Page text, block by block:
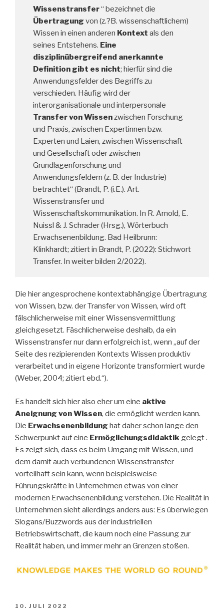
Wissenstransfer“ bezeichnet die
Übertragung von (z.?B. wissenschaftlichem)
Wissen in einen anderen Kontext als den
seines Entstehens. Eine
disziplinübergreifend anerkannte
Definition gibt es nicht; hierfür sind die
Anwendungsfelder des Begriffs zu
verschieden. Häufig wird der
interorganisationale und interpersonale
Transfer von Wissenzwischen Forschung
und Praxis, zwischen Expertinnen bzw.
Experten und Laien, zwischen Wissenschaft
und Gesellschaft oder zwischen
Grundlagenforschung und
Anwendungsfeldern (z. B. der Industrie)
betrachtet“ (Brandt, P. (i.E.). Art.
Wissenstransfer und
Wissenschaftskommunikation. In R. Arnold, E.
Nuissl & J. Schrader (Hrsg.), Wörterbuch
Erwachsenenbildung. Bad Heilbrunn:
Klinkhardt; zitiert in Brandt, P. (2022): Stichwort
Transfer. In weiter bilden 2/2022).
Die hier angesprochene kontextabhängige Übertragung
von Wissen, bzw. der Transfer von Wissen, wird oft
fälschlicherweise mit einer Wissensvermittlung
gleichgesetzt. Fäschlicherweise deshalb, da ein
Wissenstransfer nur dann erfolgreich ist, wenn „auf der
Seite des rezipierenden Kontexts Wissen produktiv
verarbeitet und in eigene Horizonte transformiert wurde
(Weber, 2004; zitiert ebd.“).
Es handelt sich hier also eher um eine aktive
Aneignung von Wissen, die ermöglicht werden kann.
Die Erwachsenenbildung hat daher schon lange den
Schwerpunkt auf eine Ermöglichungsdidaktik gelegt .
Es zeigt sich, dass es beim Umgang mit Wissen, und
dem damit auch verbundenen Wissenstransfer
vorteilhaft sein kann, wenn beispielsweise
Führungskräfte in Unternehmen etwas von einer
modernen Erwachsenenbildung verstehen. Die Realität in
Unternehmen sieht allerdings anders aus: Es überwiegen
Slogans/Buzzwords aus der industriellen
Betriebswirtschaft, die kaum noch eine Passung zur
Realität haben, und immer mehr an Grenzen stoßen.
VERÖFFENTLICHT
10. JULI 2022